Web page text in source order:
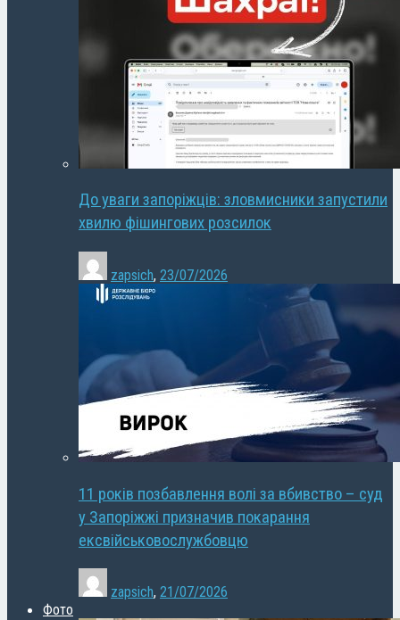
До уваги запоріжців: зловмисники запустили
хвилю фішингових розсилок
zapsich, 23/07/2026
11 років позбавлення волі за вбивство – суд
у Запоріжжі призначив покарання
ексвійськовослужбовцю
zapsich, 21/07/2026
Фото